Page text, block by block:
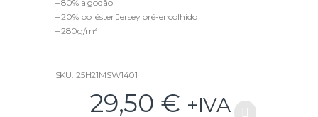
o
– 80% algodão
– 20% poliéster Jersey pré-encolhido
– 280g/m²
SKU: 25H21MSW1401
29,50 € +IVA